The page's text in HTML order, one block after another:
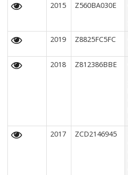
2015
Z560BA030E
2019
Z8825FC5FC
2018
Z812386BBE
2017
ZCD2146945